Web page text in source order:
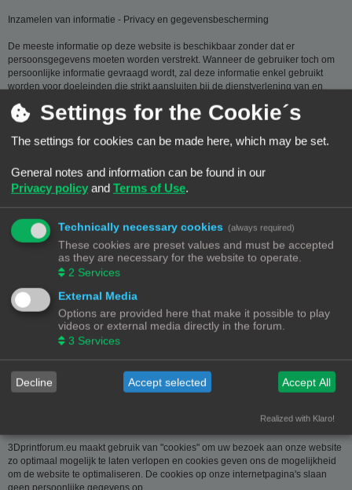
Inzamelen van informatie - Privacy en gegevensbescherming
De meeste informatie op deze website is beschikbaar zonder dat er
persoonsgegevens moeten worden verstrekt. Wanneer de gebruiker toch om
persoonlijke informatie gevraagd wordt, zal deze informatie enkel gebruikt
worden voor doeleinden die strikt aansluiten bij de dienstverlening van en
registreren van een account dan wel op basis van haar gerechtvaardigd
belang om diensten te verlenen en u hiervoor te contacteren. De informatie
over u wordt u op verzoek meegedeeld. U kan deze, indien nodig, laten
contact link. Bent u het niet eens met de manier waarop 3DPrintforum.eu uw
gegevens verwerkt, kan u klacht indienen bij de
Gegevensbeschermingsautoriteit
(www.privacycommission.be
- Drukpersstraat 35 te 1000 Brussel). Meer
informatie over de manier waarop 3DPrintforum.eu omgaat met uw gegevens
vindt u in het algemeen beleid inzake gegevensbescherming. Door de
toegang tot en het gebruik van de website verklaart u zich uitdrukkelijk akkoord
met de volgende algemene voorwaarden:
Aansprakelijkheid
De op deze website beschikbaar gestelde informatie is met de grootste zorg
samengesteld. Uiteraard is deze informatie richtinggevend en door de
beknoptheid niet altijd volledig. Voor verdere en concrete uitleg kan u met
welke vorm dan ook die voortvloeit uit het gebruik van de aangeboden
informatie.
3Dprintforum.eu maakt gebruik van "cookies" om uw bezoek aan onze website
zo optimaal mogelijk te laten verlopen en cookies geven ons de mogelijkheid
om de website te optimaliseren. De cookies op onze internetpagina's slaan
geen persoonlijke gegevens op.
Settings for the Cookie´s
The settings for cookies can be made here, which may be set.
General notes and information can be found in our
Privacy policy and Terms of Use.
Technically necessary cookies (always required)
These cookies are preset values and must be accepted
as they are necessary for the website to operate.
2 Services
External Media
Options are provided here that make it possible to play
videos or external media directly in the forum.
3 Services
Decline Accept selected Accept All
Realized with Klaro!